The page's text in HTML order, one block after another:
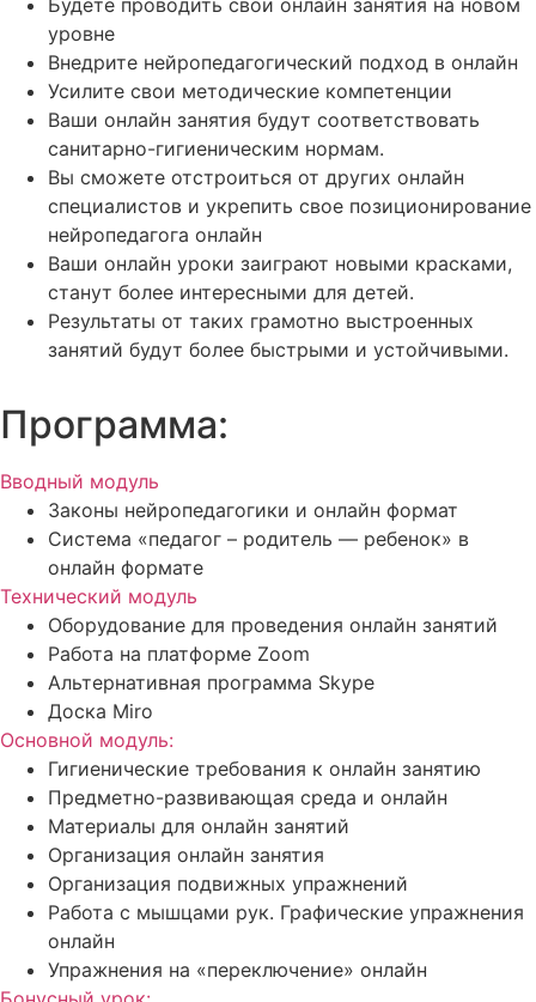
уровне
Внедрите нейропедагогический подход в онлайн
Усилите свои методические компетенции
Ваши онлайн занятия будут соответствовать
санитарно-гигиеническим нормам.
Вы сможете отстроиться от других онлайн
специалистов и укрепить свое позиционирование
нейропедагога онлайн
Ваши онлайн уроки заиграют новыми красками,
станут более интересными для детей.
Результаты от таких грамотно выстроенных
занятий будут более быстрыми и устойчивыми.
Программа:
Вводный модуль
Законы нейропедагогики и онлайн формат
Система «педагог – родитель — ребенок» в
онлайн формате
Технический модуль
Оборудование для проведения онлайн занятий
Работа на платформе Zoom
Альтернативная программа Skype
Доска Miro
Основной модуль:
Гигиенические требования к онлайн занятию
Предметно-развивающая среда и онлайн
Материалы для онлайн занятий
Организация онлайн занятия
Организация подвижных упражнений
Работа с мышцами рук. Графические упражнения
онлайн
Упражнения на «переключение» онлайн